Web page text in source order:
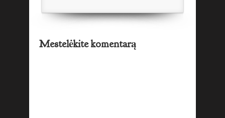
Mestelėkite komentarą